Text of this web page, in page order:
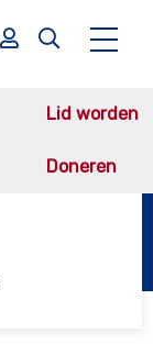
Lid worden
Doneren